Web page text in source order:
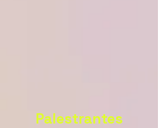
Palestrantes